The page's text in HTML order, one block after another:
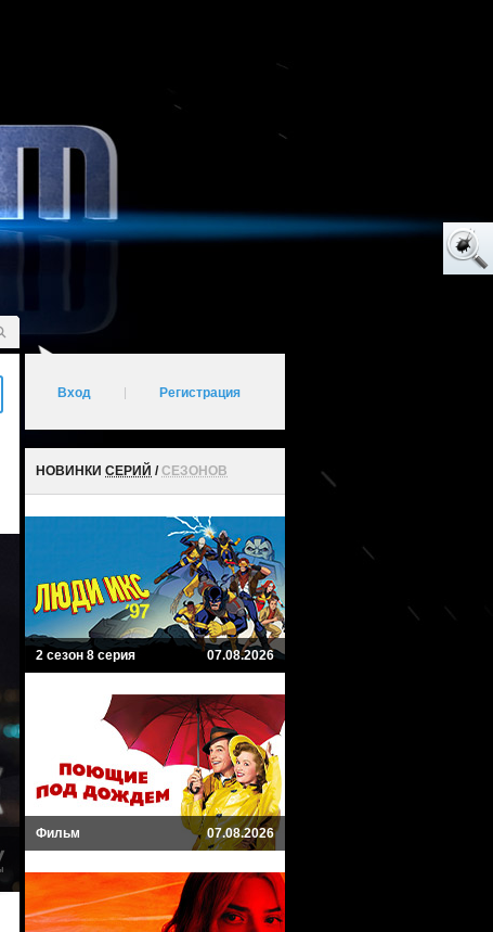
Вход Регистрация
НОВИНКИ СЕРИЙ /СЕЗОНОВ
2 сезон 8 серия 07.08.2026
Фильм 07.08.2026